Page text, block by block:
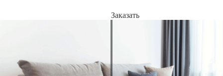
Заказать